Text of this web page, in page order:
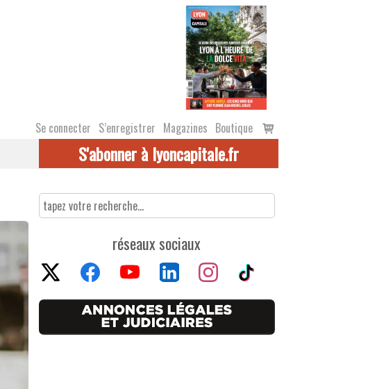
Se connecter S’enregistrer Magazines Boutique
Voir
le
S'abonner à lyoncapitale.fr
réseaux sociaux